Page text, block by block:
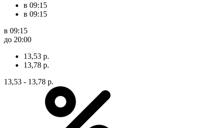
в 09:15
в 09:15
в 09:15
до 20:00
13,53 р.
13,78 р.
13,53 - 13,78 р.